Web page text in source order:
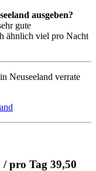
ausgeben?
gute
ähnlich viel pro Nacht
Neuseeland verrate
pro Tag 39,50